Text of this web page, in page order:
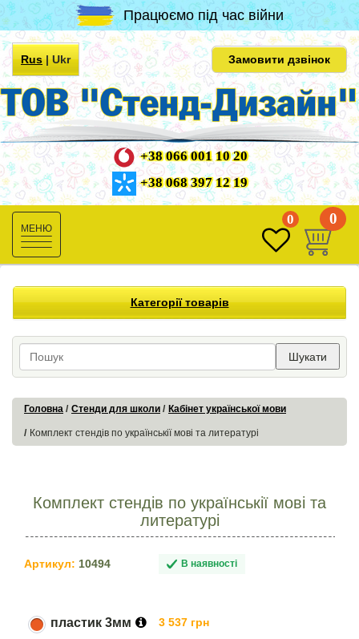
Працюємо під час війни
Rus|Ukr Замовити дзвінок
+38 066 001 10 20
+38 068 397 12 19
Toggle
navigation
0 0
Категорії товарів
Шукати
Головна Стенди для школи Кабінет української мови
Комплект стендів по українськії мові та литературі
Комплект стендів по українськії мові та
литературі
Артикул: 10494 В наявності
пластик 3мм 3 537 грн